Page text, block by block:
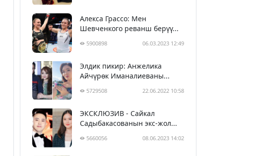
Алекса Грассо: Мен
Шевченкого реванш берүү...
5900898 06.03.2023 12:49
Элдик пикир: Анжелика
Айчүрөк Иманалиеваны...
5729508 22.06.2022 10:58
ЭКСКЛЮЗИВ - Сайкал
Садыбакасованын экс-жол...
5660056 08.06.2023 14:02